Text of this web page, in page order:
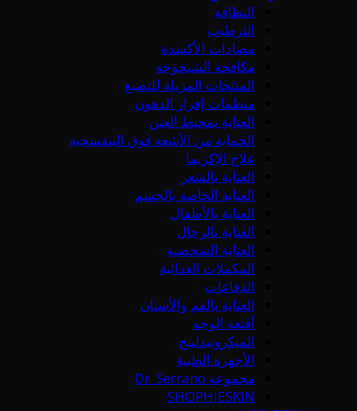
النظافة
الترطيب
مضادات الأكسدة
مكافحة الشيخوخة
المنتجات المزيلة للتصبغ
منظمات إفراز الدهون
العناية بمحيط العين
الحماية من الأشعة فوق البنفسجية
علاج الإكزيما
العناية بالشعر
العناية الخاصة بالجسم
العناية بالأطفال
العناية بالرجال
العناية الشخصية
المكملات الغذائية
الدفاعات
العناية بالفم والأسنان
أقنعة الوجه
الميكرونيدلينج
الأجهزة الطبية
مجموعة Dr. Serrano
SHOPHIESKIN